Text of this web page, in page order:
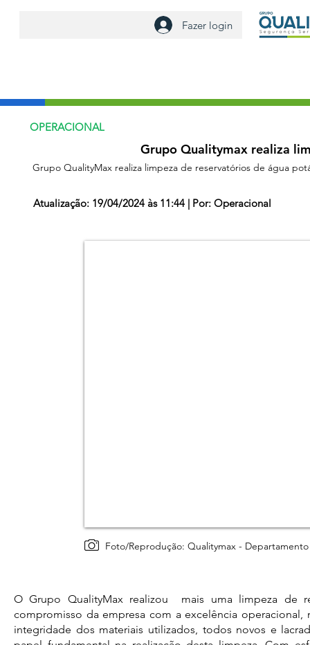
Fazer login
OPERACIONAL
Grupo Qualitymax realiza
Grupo QualityMax realiza limpeza de reservatórios de água
Atualização: 19/04/2024 às 11:44 | Por: Operacional
Foto/Reprodução: Qualitymax -
O Grupo QualityMax realizou mais uma limpeza de
compromisso da empresa com a excelência
integridade dos materiais utilizados, todos novos e